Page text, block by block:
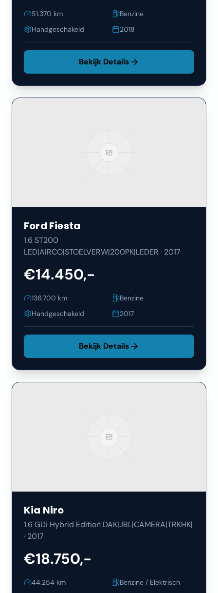
51.370 km
Benzine
Handgeschakeld
2018
Bekijk Details
Ford Fiesta
1.6 ST200
LED|AIRCO|STOELVERW|200PK|LEDER · 2017
€14.450,-
136.700 km
Benzine
Handgeschakeld
2017
Bekijk Details
Kia Niro
1.6 GDi Hybrid Edition DAK|JBL|CAMERA|TRKHK|
· 2017
€18.750,-
44.254 km
Benzine / Elektrisch